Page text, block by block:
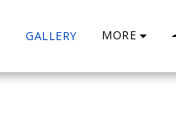
GALLERY MORE